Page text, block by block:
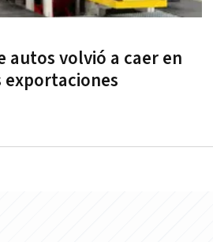
autos volvió a caer en
exportaciones